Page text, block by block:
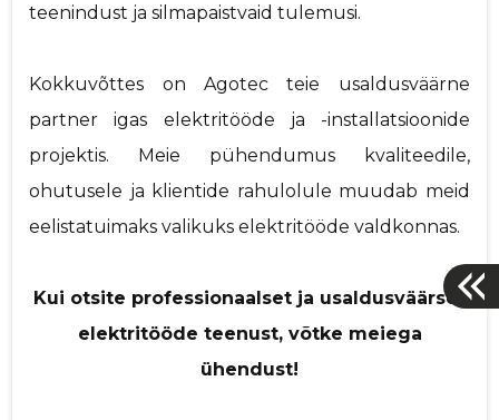
teenindust ja silmapaistvaid tulemusi.
Kokkuvõttes on Agotec teie usaldusväärne
partner igas elektritööde ja -installatsioonide
projektis. Meie pühendumus kvaliteedile,
ohutusele ja klientide rahulolule muudab meid
eelistatuimaks valikuks elektritööde valdkonnas.
Kui otsite professionaalset ja usaldusväärset
elektritööde teenust, võtke meiega
ühendust!